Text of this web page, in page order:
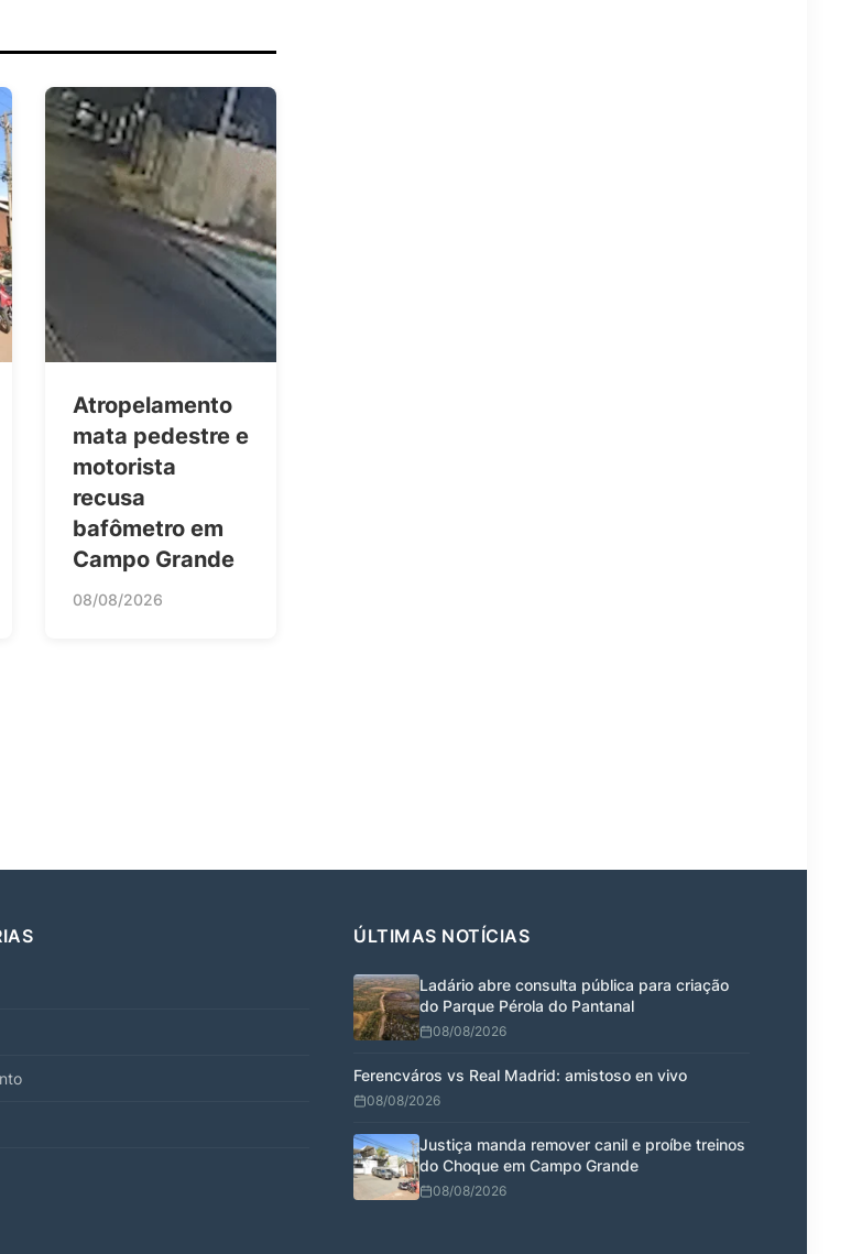
Atropelamento
mata pedestre e
motorista
recusa
bafômetro em
Campo Grande
08/08/2026
ÚLTIMAS NOTÍCIAS
Ladário abre consulta pública para criação
do Parque Pérola do Pantanal
08/08/2026
Ferencváros vs Real Madrid: amistoso en vivo
08/08/2026
Justiça manda remover canil e proíbe treinos
do Choque em Campo Grande
08/08/2026